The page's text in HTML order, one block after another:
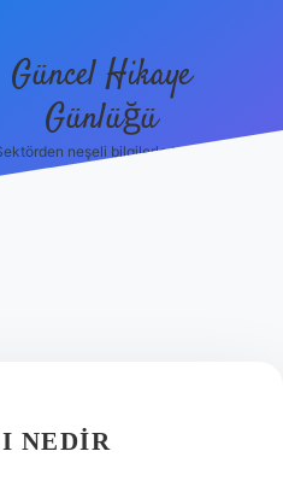
Güncel Hikaye
Günlüğü
neşeli bilgilerle tanış!
NEDIR